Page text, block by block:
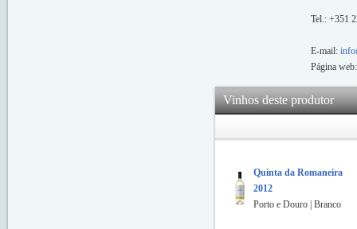
Tel.: +351
E-mail:
Página
Vinhos deste produtor
Quinta da Romaneira
2012
Porto e Douro | Branco